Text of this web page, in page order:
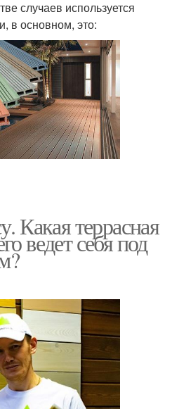
случаев используется
в основном, это:
Какая террасная
ведет себя под